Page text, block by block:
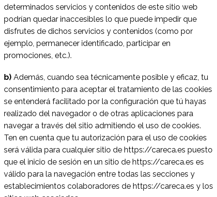
determinados servicios y contenidos de este sitio web
podrían quedar inaccesibles lo que puede impedir que
disfrutes de dichos servicios y contenidos (como por
ejemplo, permanecer identificado, participar en
promociones, etc.).
b) Además, cuando sea técnicamente posible y eficaz, tu
consentimiento para aceptar el tratamiento de las cookies
se entenderá facilitado por la configuración que tú hayas
realizado del navegador o de otras aplicaciones para
navegar a través del sitio admitiendo el uso de cookies.
Ten en cuenta que tu autorización para el uso de cookies
será válida para cualquier sitio de https://careca.es puesto
que el inicio de sesión en un sitio de https://careca.es es
válido para la navegación entre todas las secciones y
establecimientos colaboradores de https://careca.es y los